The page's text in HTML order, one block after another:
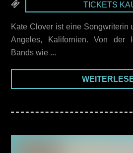
TICKETS
Kate Clover ist eine Songwriterin
Angeles, Kalifornien. Von der
Bands wie ...